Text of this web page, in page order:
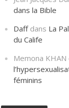
dans la Bible
Daffdans La
du Calife
Memona KHAN
féminins